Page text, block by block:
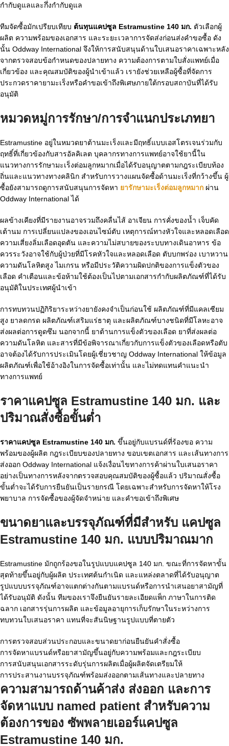
กำกับดูแลและกึ่งกำกับดูแล
ทีมจัดซื้อมักเปรียบเทียบ ต้นทุนแคปซูล Estramustine 140 มก. ตัวเลือกผู้
ผลิต ความพร้อมของเอกสาร และระยะเวลาการจัดส่งก่อนส่งคำขอซื้อ ดัง
นั้น Oddway International จึงให้การสนับสนุนด้านใบเสนอราคาเฉพาะหลัง
จากตรวจสอบข้อกำหนดของปลายทาง ความต้องการตามใบสั่งแพทย์เมื่อ
เกี่ยวข้อง และคุณสมบัติของผู้นำเข้าแล้ว เรายังช่วยเหลือผู้ซื้อที่จัดการ
ประกวดราคายามะเร็งหรือคำขอเข้าถึงพิเศษภายใต้กรอบสถาบันที่ได้รับ
อนุมัติ
หมวดหมู่การรักษา/การจำแนกประเภทยา
Estramustine อยู่ในหมวดยาต้านมะเร็งและมีฤทธิ์แบบเอสโตรเจนร่วมกับ
ฤทธิ์ที่เกี่ยวข้องกับสารอัลคิเลต บุคลากรทางการแพทย์อาจใช้ยานี้ใน
แนวทางการรักษามะเร็งต่อมลูกหมากเมื่อได้รับอนุญาตตามกฎระเบียบท้อง
ถิ่นและแนวทางทางคลินิก สำหรับการวางแผนจัดซื้อด้านมะเร็งที่กว้างขึ้น ผู้
ซื้อยังสามารถดูการสนับสนุนการจัดหา ยารักษามะเร็งต่อมลูกหมาก ผ่าน
Oddway International ได้
ผลข้างเคียงที่มีรายงานอาจรวมถึงคลื่นไส้ อาเจียน การคั่งของน้ำ เจ็บคัด
เต้านม การเปลี่ยนแปลงของเอนไซม์ตับ เหตุการณ์ทางหัวใจและหลอดเลือด
ความเสี่ยงลิ่มเลือดอุดตัน และความไม่สบายของระบบทางเดินอาหาร ข้อ
ควรระวังอาจใช้กับผู้ป่วยที่มีโรคหัวใจและหลอดเลือด ตับบกพร่อง เบาหวาน
ความดันโลหิตสูง ไมเกรน หรือมีประวัติความผิดปกติของการแข็งตัวของ
เลือด คำเตือนและข้อห้ามใช้ต้องเป็นไปตามเอกสารกำกับผลิตภัณฑ์ที่ได้รับ
อนุมัติในประเทศผู้นำเข้า
การทบทวนปฏิกิริยาระหว่างยายังคงจำเป็นก่อนใช้ ผลิตภัณฑ์ที่มีแคลเซียม
สูง ยาลดกรด ผลิตภัณฑ์เสริมแร่ธาตุ และผลิตภัณฑ์บางชนิดที่มีโลหะอาจ
ส่งผลต่อการดูดซึม นอกจากนี้ ยาต้านการแข็งตัวของเลือด ยาที่ส่งผลต่อ
ความดันโลหิต และสารที่มีข้อพิจารณาเกี่ยวกับการแข็งตัวของเลือดหรือตับ
อาจต้องได้รับการประเมินโดยผู้เชี่ยวชาญ Oddway International ให้ข้อมูล
ผลิตภัณฑ์เพื่อใช้อ้างอิงในการจัดซื้อเท่านั้น และไม่ทดแทนคำแนะนำ
ทางการแพทย์
ราคาแคปซูล Estramustine 140 มก. และ
ปริมาณสั่งซื้อขั้นต่ำ
ราคาแคปซูล Estramustine 140 มก. ขึ้นอยู่กับแบรนด์ที่ร้องขอ ความ
พร้อมของผู้ผลิต กฎระเบียบของปลายทาง ขอบเขตเอกสาร และเส้นทางการ
ส่งออก Oddway International แจ้งเงื่อนไขทางการค้าผ่านใบเสนอราคา
อย่างเป็นทางการหลังจากตรวจสอบคุณสมบัติของผู้ซื้อแล้ว ปริมาณสั่งซื้อ
ขั้นต่ำจะได้รับการยืนยันเป็นรายกรณี โดยเฉพาะสำหรับการจัดหาให้โรง
พยาบาล การจัดซื้อของผู้จัดจำหน่าย และคำขอเข้าถึงพิเศษ
ขนาดยาและบรรจุภัณฑ์ที่มีสำหรับ แคปซูล
Estramustine 140 มก. แบบปริมาณมาก
Estramustine มักถูกร้องขอในรูปแบบแคปซูล 140 มก. ขณะที่การจัดหาขั้น
สุดท้ายขึ้นอยู่กับผู้ผลิต ประเทศต้นกำเนิด และแหล่งตลาดที่ได้รับอนุญาต
รูปแบบบรรจุภัณฑ์อาจแตกต่างกันตามแบรนด์หรือการนำเสนอยาสามัญที่
ได้รับอนุมัติ ดังนั้น ทีมของเราจึงยืนยันรายละเอียดแพ็ก ภาษาในการติด
ฉลาก เอกสารรุ่นการผลิต และข้อมูลอายุการเก็บรักษาในระหว่างการ
ทบทวนใบเสนอราคา แทนที่จะสันนิษฐานรูปแบบที่ตายตัว
การตรวจสอบส่วนประกอบและขนาดยาก่อนยืนยันคำสั่งซื้อ
การจัดหาแบรนด์หรือยาสามัญขึ้นอยู่กับความพร้อมและกฎระเบียบ
การสนับสนุนเอกสารระดับรุ่นการผลิตเมื่อผู้ผลิตจัดเตรียมให้
การประสานงานบรรจุภัณฑ์พร้อมส่งออกตามเส้นทางและปลายทาง
ความสามารถด้านค้าส่ง ส่งออก และการ
จัดหาแบบ named patient สำหรับความ
ต้องการของ ซัพพลายเออร์แคปซูล
Estramustine 140 มก.